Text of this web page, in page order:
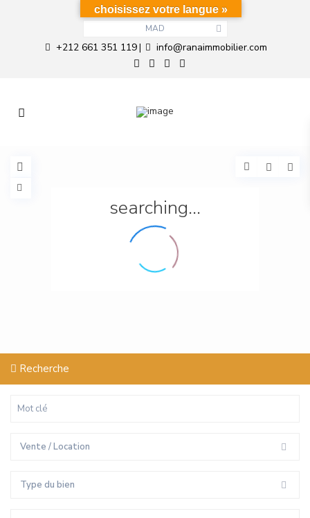
MAD
+212 661 351 119| info@ranaimmobilier.com
searching...
Recherche
Vente / Location
Type du bien
choisissez votre langue »